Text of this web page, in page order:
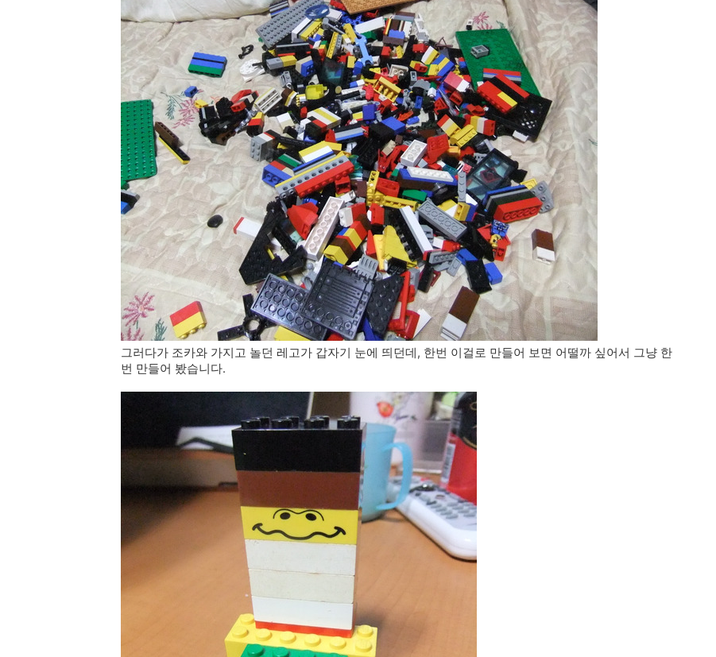
그러다가 조카와 가지고 놀던 레고가 갑자기 눈에 띄던데, 한번 이걸로 만들어 보면 어떨까 싶어서 그냥 한
번 만들어 봤습니다.